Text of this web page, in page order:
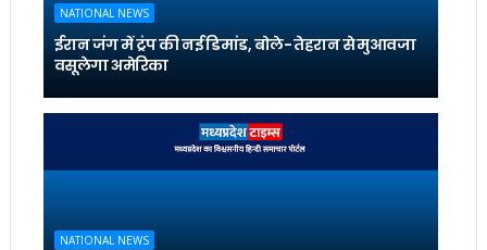
NATIONAL NEWS
ईरान जंग में ट्रंप की नई डिमांड, बोले- तेहरान से मुआवजा
वसूलेगा अमेरिका
NATIONAL NEWS